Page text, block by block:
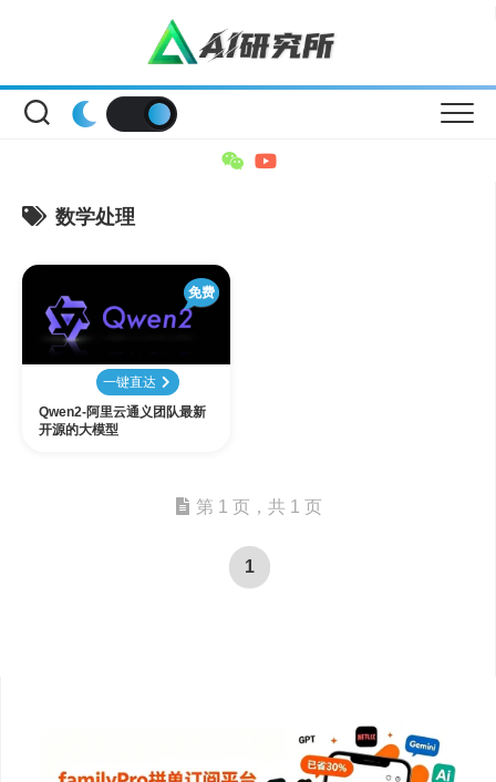
数学处理
免费
一键直达
Qwen2-阿里云通义团队最新
开源的大模型
第 1 页，共 1 页
1